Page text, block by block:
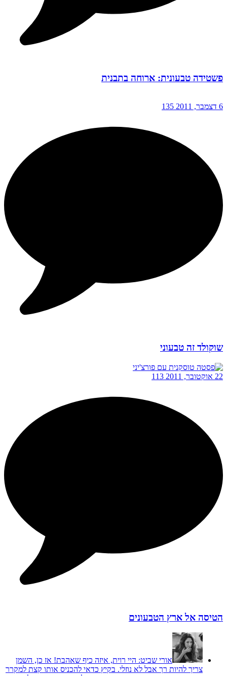
פשטידה טבעונית: ארוחה בתבנית
6 דצמבר, 2011 135
שוקולד זה טבעוני
22 אוקטובר, 2011 113
הטיסה אל ארץ הטבעונים
אורי שביט: היי רוית, איזה כיף שאהבת! אז כן, השמן
צריך להיות רך אבל לא נוזלי. בקיץ כדאי להכניס אותו קצת למקרר